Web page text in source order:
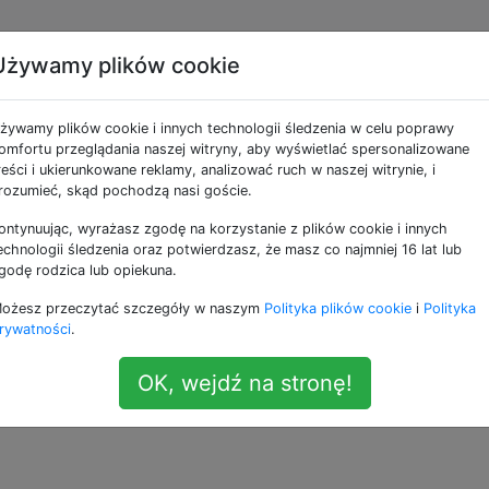
folder Dysku
folder Dysku Google na innym woluminie na
Próbowałem google pytanie i właśnie dostałem
w systemie Windows.
plików cookie
plików cookie i innych technologii śledzenia w celu poprawy
przeglądania naszej witryny, aby wyświetlać spersonalizowane
i ukierunkowane reklamy, analizować ruch w naszej witrynie, i
skąd pochodzą nasi goście.
wyrażasz zgodę na korzystanie z plików cookie i innych
śledzenia oraz potwierdzasz, że masz co najmniej 16 lat lub
rodzica lub opiekuna.
przeczytać szczegóły w naszym Polityka plików cookie i Polityka
.
OK, wejdź na stronę!